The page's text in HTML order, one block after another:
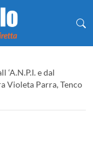
‘A.N.P.I. e dal
Violeta Parra, Tenco